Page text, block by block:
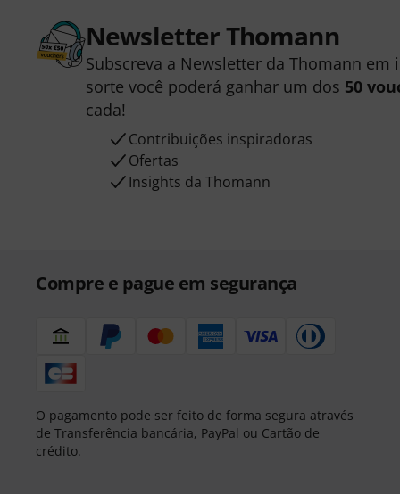
Newsletter Thomann
Subscreva a Newsletter da Thomann
sorte você poderá ganhar um dos 50
cada!
Contribuições inspiradoras
Ofertas
Insights da Thomann
Compre e pague em segurança
O pagamento pode ser feito de forma segura através
de Transferência bancária, PayPal ou Cartão de
crédito.